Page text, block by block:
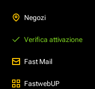
Negozi
Verifica attivazione
Fast Mail
FastwebUP